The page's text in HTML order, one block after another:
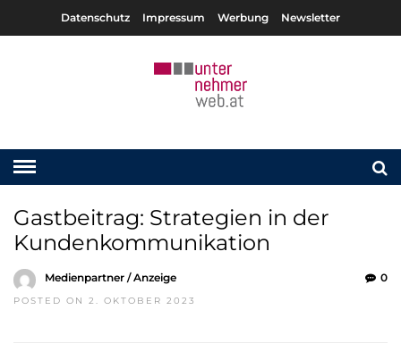
Datenschutz Impressum Werbung Newsletter
Gastbeitrag: Strategien in der
Kundenkommunikation
Medienpartner / Anzeige
POSTED ON 2. OKTOBER 2023
0